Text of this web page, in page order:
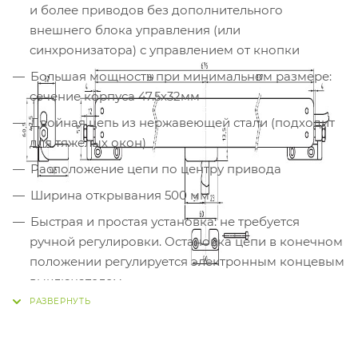
и более приводов без дополнительного
внешнего блока управления (или
синхронизатора) с управлением от кнопки
Большая мощность при минимальном размере:
сечение корпуса 47.5х32мм
Двойная цепь из нержавеющей стали (подходит
для тяжелых окон)
Расположение цепи по центру привода
Ширина открывания 500 мм
Быстрая и простая установка: не требуется
ручной регулировки. Остановка цепи в конечном
положении регулируется электронным концевым
выключателем
Электронная остановка в промежуточных